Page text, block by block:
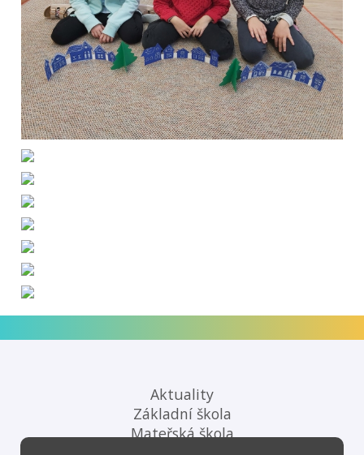
Aktuality
Základní škola
Mateřská škola